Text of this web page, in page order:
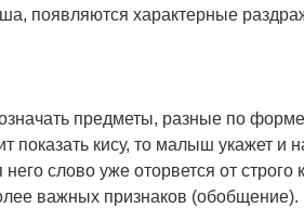
появляются характерные
предметы, разные по
показать кису, то малыш укажет и
слово уже оторвется от строго
важных признаков (обобщение).